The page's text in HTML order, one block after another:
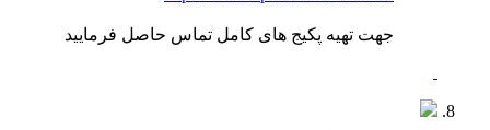
جهت تهیه پکیج های کامل تماس حاصل فرمایید